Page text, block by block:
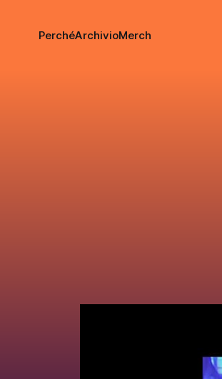
PerchéArchivioMerch